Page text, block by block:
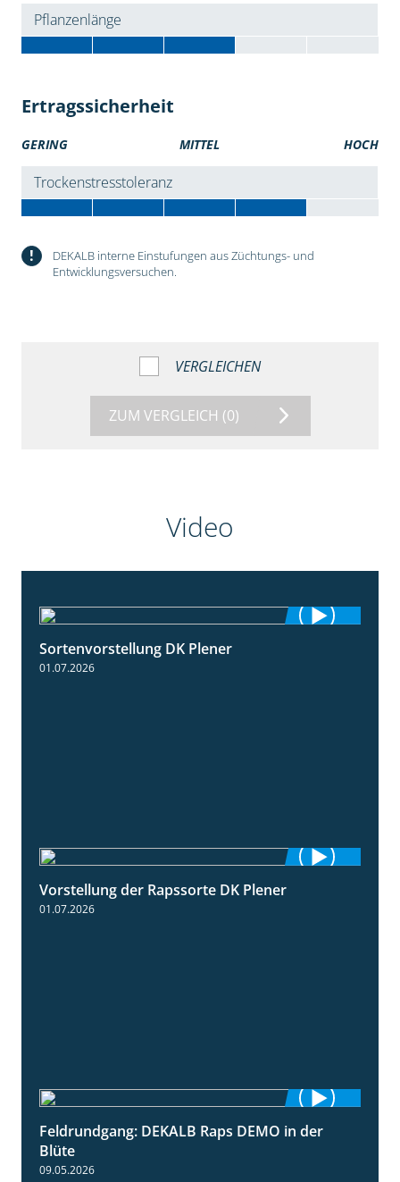
Pflanzenlänge
Ertragssicherheit
GERING MITTEL HOCH
Trockenstresstoleranz
!
DEKALB interne Einstufungen aus Züchtungs- und
Entwicklungsversuchen.
VERGLEICHEN
ZUM VERGLEICH (0)
Video
Sortenvorstellung DK Plener
01.07.2026
Vorstellung der Rapssorte DK Plener
01.07.2026
2:37
Feldrundgang: DEKALB Raps DEMO in der
Blüte
09.05.2026